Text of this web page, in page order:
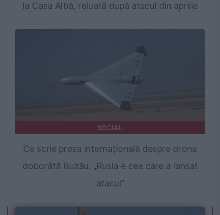
la Casa Albă, reluată după atacul din aprilie
SOCIAL
Ce scrie presa internațională despre drona
doborâtă Buzău. „Rusia e cea care a lansat
atacul”